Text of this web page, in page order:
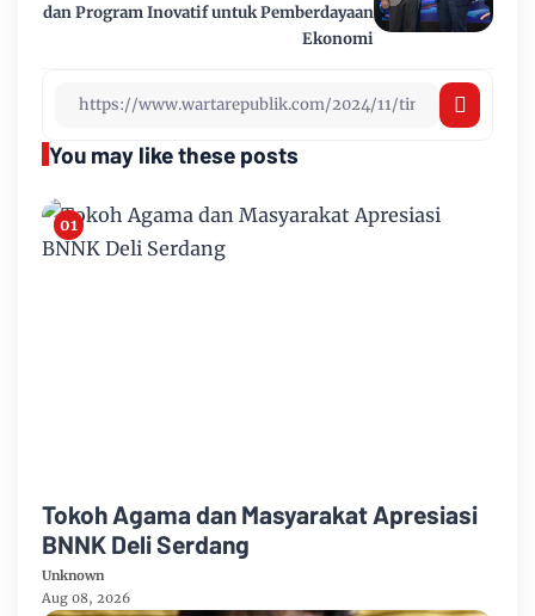
dan Program Inovatif untuk Pemberdayaan
Ekonomi
You may like these posts
Tokoh Agama dan Masyarakat Apresiasi
BNNK Deli Serdang
Unknown
Aug 08, 2026